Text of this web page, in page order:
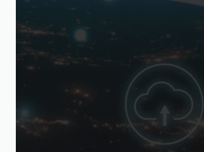
licenças e
subscriptions de
ativos de rede
alertas de
renovação
automatizados